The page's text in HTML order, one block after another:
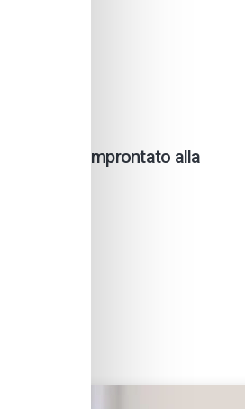
. Un servizio improntato alla